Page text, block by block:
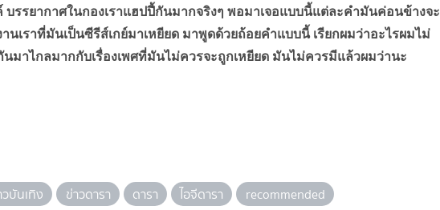
รรยากาศในกองเราแฮปปี้กันมากจริงๆ พอมาเจอแบบนี้แต่ละคำมันค่อนข้างจะ
นเราที่มันเป็นซีรีส์เกย์มาเหยียด มาพูดด้วยถ้อยคำแบบนี้ เรียกผมว่าอะไรผมไม่
นมาไกลมากกับเรื่องเพศที่มันไม่ควรจะถูกเหยียด มันไม่ควรมีแล้วผมว่านะ
วบันเทิง ข่าวดารา ดารา ไอจีดารา recommended